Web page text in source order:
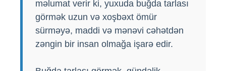
məlumat verir ki, yuxuda buğda tarlası
görmək uzun və xoşbəxt ömür
sürməyə, maddi və mənəvi cəhətdən
zəngin bir insan olmağa işarə edir.